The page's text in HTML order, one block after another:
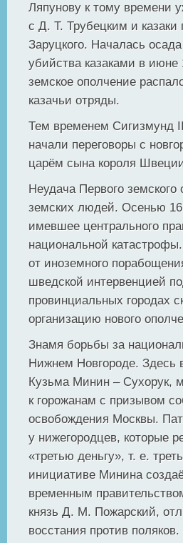
Ляпунову к тому времени
с Д. Т. Трубецким и
Заруцкого. Началась
убийства казаками в июне
земское ополчение
казачьи отряды.
Тем временем Сигизмунд
начали переговоры с
царём сына короля
Неудача Первого
земских людей. Осенью
имевшее центрального
национальной
от иноземного
шведской интервенцией
провинциальных городах
организацию нового
Знамя борьбы за
Нижнем Новгороде. Здесь
Кузьма Минин – Сухорук,
к горожанам с призывом
освобождения Москвы.
у нижегородцев, которые
«третью деньгу», т. е.
инициативе Минина
временным
князь Д. М. Пожарский,
восстания против